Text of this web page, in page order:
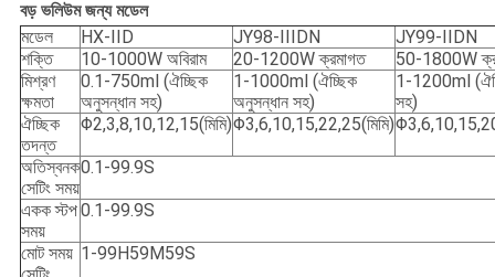
বড় ভলিউম জন্য মডেল
মডেল
HX-IID JY98-IIIDN
JY99-IIDN
শক্তি
10-1000W অবিরাম 20-1200W ক্রমাগত
50-1800W
মিশ্রণ
ক্ষমতা
0.1-750ml (ঐচ্ছিক
অনুসন্ধান সহ)
1-1000ml (ঐচ্ছিক
অনুসন্ধান সহ)
1-1200ml
সহ)
ঐচ্ছিক
তদন্ত
Φ2,3,8,10,12,15(মিমি)Φ3,6,10,15,22,25(মিমি)
অতিস্বনক
সেটিং সময়
0.1-99.9S
একক স্টপ
সময়
0.1-99.9S
মোট সময় 1-99H59M59S